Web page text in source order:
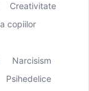
Creativitate
copiilor
Narcisism
Psihedelice